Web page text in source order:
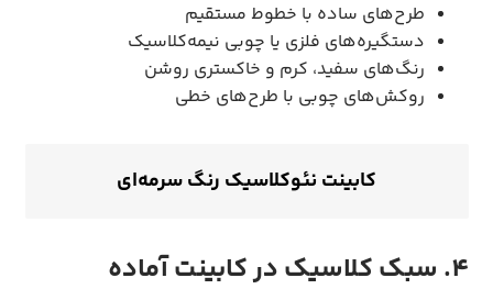
طرح‌های ساده با خطوط مستقیم
دستگیره‌های فلزی یا چوبی نیمه‌کلاسیک
رنگ‌های سفید، کرم و خاکستری روشن
روکش‌های چوبی با طرح‌های خطی
کابینت نئوکلاسیک رنگ سرمه‌ای
4. سبک کلاسیک در کابینت آماده